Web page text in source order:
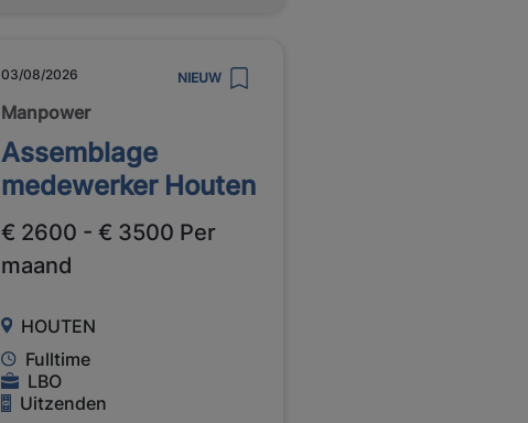
03/08/2026 NIEUW
Manpower
Assemblage
medewerker Houten
€ 2600 - € 3500 Per
maand
HOUTEN
Fulltime
LBO
Uitzenden